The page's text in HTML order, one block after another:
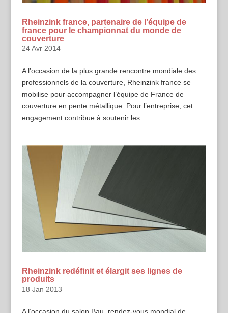
Rheinzink france, partenaire de l’équipe de
france pour le championnat du monde de
couverture
24 Avr 2014
A l’occasion de la plus grande rencontre mondiale des
professionnels de la couverture, Rheinzink france se
mobilise pour accompagner l’équipe de France de
couverture en pente métallique. Pour l’entreprise, cet
engagement contribue à soutenir les...
Rheinzink redéfinit et élargit ses lignes de
produits
18 Jan 2013